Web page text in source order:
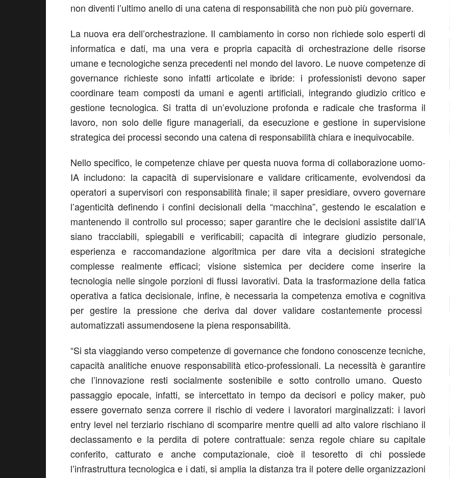
non diventi l’ultimo anello di una catena di responsabilità che non può più governare.
La nuova era dell’orchestrazione. Il cambiamento in corso non richiede solo esperti di
informatica e dati, ma una vera e propria capacità di orchestrazionedelle risorse
umane e tecnologichesenza precedenti nel mondo del lavoro. Le nuove competenze di
governance richiestesono infatti articolate e ibride: i professionisti devono saper
coordinare team composti da umani e agenti artificiali, integrando giudizio critico e
gestione tecnologica. Si tratta di un’evoluzione profonda e radicale che trasforma il
lavoro, non solo delle figure manageriali, da esecuzione e gestione in supervisione
strategica dei processi secondo una catena di responsabilità chiara e inequivocabile.
Nello specifico, le competenze chiave per questa nuova forma di collaborazione uomo-
IA includono: la capacità disupervisionare e validare criticamente, evolvendosi da
operatori a supervisori con responsabilità finale; il saper presidiare, ovvero governare
l’agenticità definendo i confini decisionali della “macchina”, gestendo le escalation e
mantenendo il controllo sul processo; sapergarantire che le decisioni assistite dall’IA
siano tracciabili, spiegabili e verificabili; capacità di integrare giudizio personale,
esperienza e raccomandazione algoritmica per dare vita a decisioni strategiche
complesse realmente efficaci; visione sistemica per decidere come inserire la
tecnologia nelle singole porzioni di flussi lavorativi. Data la trasformazione della fatica
operativa afatica decisionale, infine,è necessaria lacompetenza emotiva e cognitiva
per gestire la pressione che deriva dal dover validare costantemente processi
automatizzati assumendosene la piena responsabilità.
“Si staviaggiandoverso competenze di governance che fondono conoscenze tecniche,
capacità analitiche enuove responsabilità etico-professionali. La necessità è garantire
che l’innovazione resti socialmente sostenibile e sotto controllo umano. Questo
passaggio epocale, infatti,se intercettato in tempo da decisori e policy maker, può
essere governato senza correre il rischio di vedere i lavoratori marginalizzati: i lavori
entry level nel terziario rischiano di scomparire mentre quelli ad alto valore rischiano il
declassamento e la perdita di potere contrattuale: senza regole chiare su capitale
conferito, catturato e anche computazionale, cioè il tesoretto di chi possiede
l’infrastruttura tecnologica e i dati, si amplia la distanza tra il potere delle organizzazioni